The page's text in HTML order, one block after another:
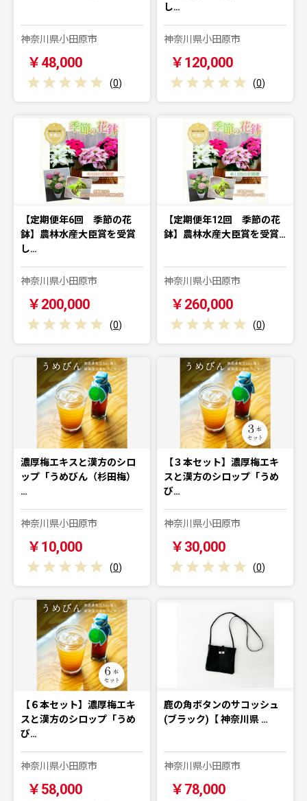
神奈川県小田原市
￥48,000
(0)
し…
神奈川県小田原市
￥120,000
(0)
【定期便年6回 季節の花
鉢】農林水産大臣賞を受賞
し…
神奈川県小田原市
￥200,000
(0)
【定期便年12回 季節の花
鉢】農林水産大臣賞を受賞…
神奈川県小田原市
￥260,000
(0)
濃厚梅エキスと漢方のシロ
ップ「うめびん（杉田梅）
…
神奈川県小田原市
￥10,000
(0)
【３本セット】濃厚梅エキ
スと漢方のシロップ「うめ
び…
神奈川県小田原市
￥30,000
(0)
【６本セット】濃厚梅エキ
スと漢方のシロップ「うめ
び…
神奈川県小田原市
￥58,000
鹿の角ボタンのサコッシュ
(ブラック)【 神奈川県 …
神奈川県小田原市
￥78,000